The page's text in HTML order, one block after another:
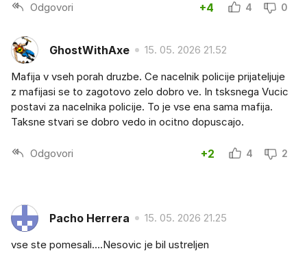
Odgovori +4 4 0
GhostWithAxe 15. 05. 2026 21.52
Mafija v vseh porah druzbe. Ce nacelnik policije prijateljuje
z mafijasi se to zagotovo zelo dobro ve. In tsksnega Vucic
postavi za nacelnika policije. To je vse ena sama mafija.
Taksne stvari se dobro vedo in ocitno dopuscajo.
Odgovori +2 4 2
Pacho Herrera 15. 05. 2026 21.25
vse ste pomesali….Nesovic je bil ustreljen